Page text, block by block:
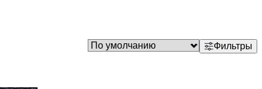
Фильтры